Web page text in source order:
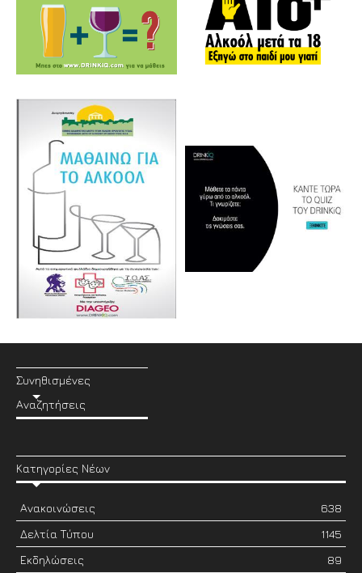
Συνηθισμένες
Αναζητήσεις
Κατηγορίες Νέων
Ανακοινώσεις
638
Δελτία Τύπου
1145
Εκδηλώσεις
89